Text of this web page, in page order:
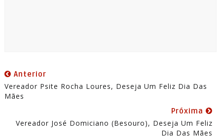
Anterior
Vereador Psite Rocha Loures, Deseja Um Feliz Dia Das
Mães
Próxima
Vereador José Domiciano (Besouro), Deseja Um Feliz
Dia Das Mães